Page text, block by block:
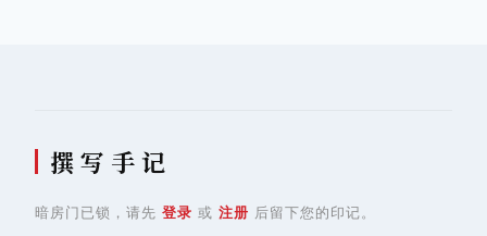
撰 写 手 记
暗房门已锁，请先 登录 或 注册 后留下您的印记。